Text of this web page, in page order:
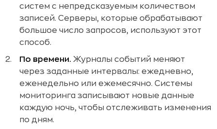
систем с непредсказуемым количеством
записей. Серверы, которые обрабатывают
большое число запросов, используют этот
способ.
По времени. Журналы событий меняют
через заданные интервалы: ежедневно,
еженедельно или ежемесячно. Системы
мониторинга записывают новые данные
каждую ночь, чтобы отслеживать изменения
по дням.